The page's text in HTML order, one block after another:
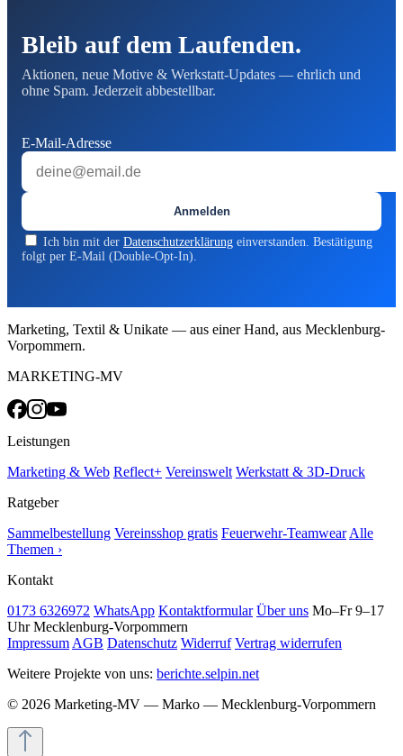
Bleib auf dem Laufenden.
Aktionen, neue Motive & Werkstatt-Updates — ehrlich und
ohne Spam. Jederzeit abbestellbar.
E-Mail-Adresse
Anmelden
Ich bin mit der Datenschutzerklärung einverstanden. Bestätigung
folgt per E-Mail (Double-Opt-In).
Marketing, Textil & Unikate — aus einer Hand, aus Mecklenburg-
Vorpommern.
MARKETING-MV
Leistungen
Marketing & Web Reflect+ Vereinswelt Werkstatt & 3D-Druck
Ratgeber
Sammelbestellung Vereinsshop gratis Feuerwehr-Teamwear Alle
Themen ›
Kontakt
0173 6326972 WhatsApp Kontaktformular Über uns Mo–Fr 9–17
Uhr Mecklenburg-Vorpommern
Impressum AGB Datenschutz Widerruf Vertrag widerrufen
Weitere Projekte von uns: berichte.selpin.net
© 2026 Marketing-MV — Marko — Mecklenburg-Vorpommern